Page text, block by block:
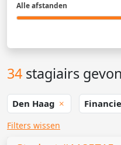
Alle afstanden
34 stagiairs
Den Haag
Filters wissen